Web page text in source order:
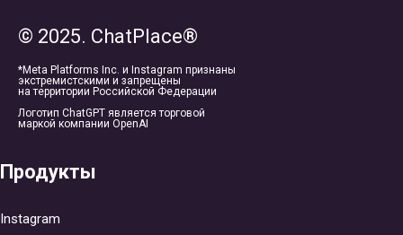
© 2025. ChatPlace®
*Meta Platforms Inc. и Instagram признаны
экстремистскими и запрещены
на территории Российской Федерации
Логотип ChatGPT является торговой
маркой компании OpenAI
Продукты
Instagram